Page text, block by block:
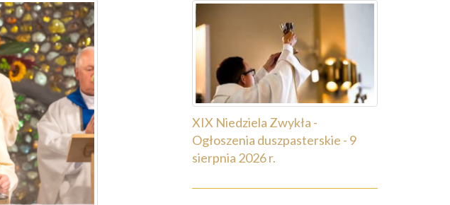
XIX Niedziela Zwykła -
Ogłoszenia duszpasterskie - 9
sierpnia 2026 r.